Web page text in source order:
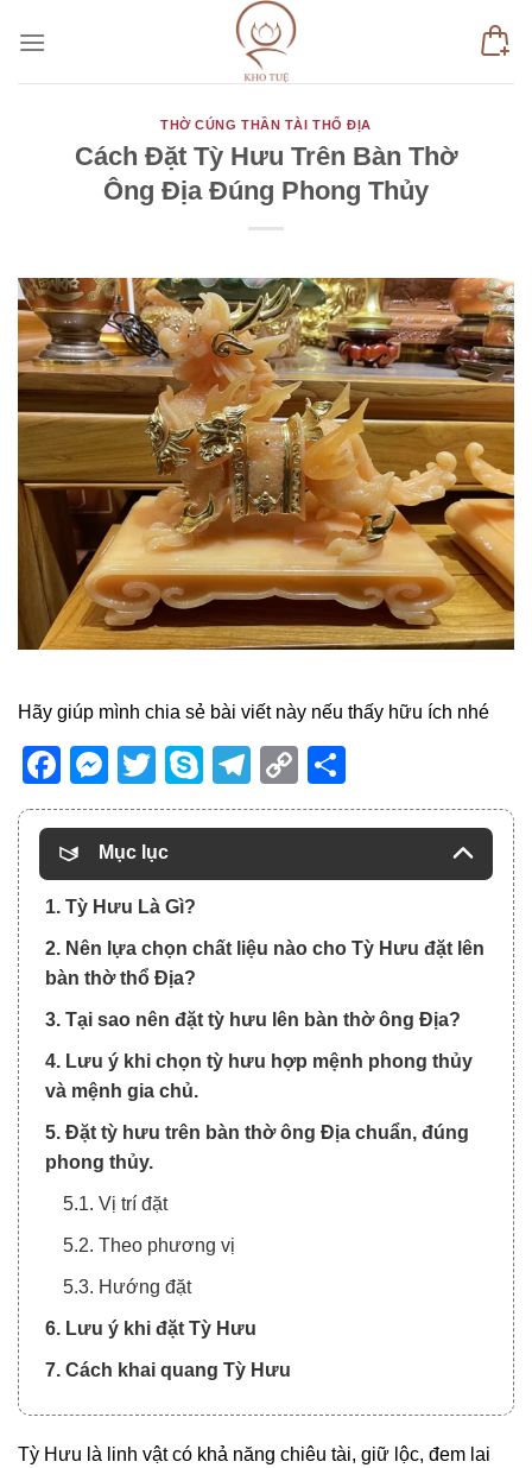
THỜ CÚNG THẦN TÀI THỔ ĐỊA
Cách Đặt Tỳ Hưu Trên Bàn Thờ
Ông Địa Đúng Phong Thủy
Hãy giúp mình chia sẻ bài viết này nếu thấy hữu ích nhé
Facebook
Messenger
Twitter
SkypeTelegram
Copy
Link
Mục lục
1. Tỳ Hưu Là Gì?
2. Nên lựa chọn chất liệu nào cho Tỳ Hưu đặt lên
bàn thờ thổ Địa?
3. Tại sao nên đặt tỳ hưu lên bàn thờ ông Địa?
4. Lưu ý khi chọn tỳ hưu hợp mệnh phong thủy
và mệnh gia chủ.
5. Đặt tỳ hưu trên bàn thờ ông Địa chuẩn, đúng
phong thủy.
5.1. Vị trí đặt
5.2. Theo phương vị
5.3. Hướng đặt
6. Lưu ý khi đặt Tỳ Hưu
7. Cách khai quang Tỳ Hưu
Tỳ Hưu là linh vật có khả năng chiêu tài, giữ lộc, đem lai